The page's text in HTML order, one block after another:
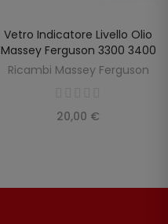
SCOPRIRE
Vetro Indicatore Livello Olio
Massey Ferguson 3300 3400
Ricambi Massey Ferguson
20,00 €